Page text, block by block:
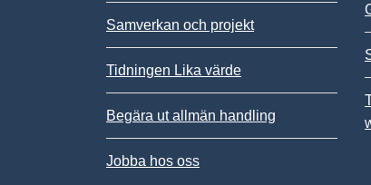
Samverkan och projekt
Tidningen Lika värde
Begära ut allmän handling
Jobba hos oss